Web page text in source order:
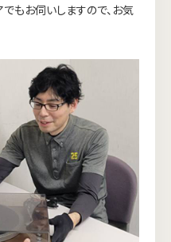
もお伺いしますので、お気